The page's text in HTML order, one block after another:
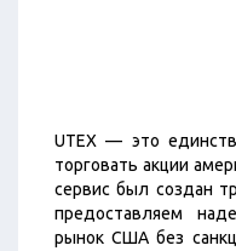
UTEX — это
торговать акции
сервис был создан
предоставляем
рынок США без